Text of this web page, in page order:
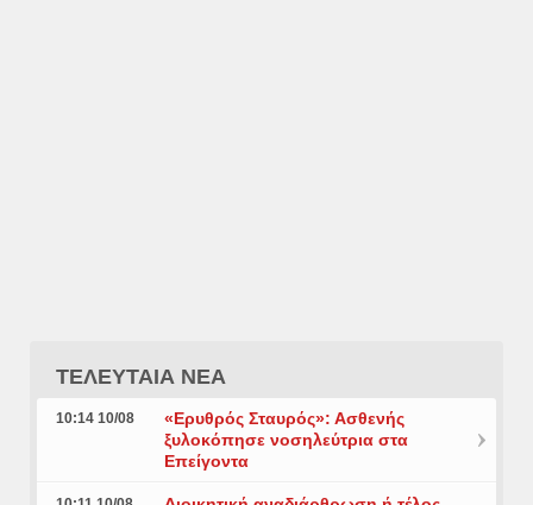
ΤΕΛΕΥΤΑΙΑ ΝΕΑ
10:14 10/08
«Ερυθρός Σταυρός»: Ασθενής
ξυλοκόπησε νοσηλεύτρια στα
Επείγοντα